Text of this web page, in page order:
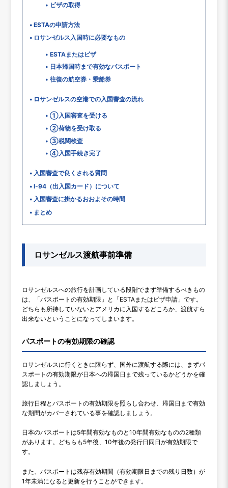
ビザの取得
ESTAの申請方法
ロサンゼルス入国時に必要なもの
ESTAまたはビザ
日本帰国時まで有効なパスポート
往復の航空券・乗船券
ロサンゼルスの空港での入国審査の流れ
①入国審査を受ける
②荷物を受け取る
③税関検査
④入国手続き完了
入国審査で良くされる質問
I-94（出入国カード）について
入国審査に掛かるおおよその時間
まとめ
ロサンゼルス渡航事前準備
ロサンゼルスへの旅行を計画している段階でまず準備するべきもの
は、「パスポートの有効期限」と「ESTAまたはビザ申請」です。
どちらも所持していないとアメリカに入国するどころか、渡航すら
出来ないということになってしまいます。
パスポートの有効期限の確認
ロサンゼルスに行くときに限らず、国外に渡航する際には、まずパ
スポートの有効期限が日本への帰国日まで残っているかどうかを確
認しましょう。
旅行日程とパスポートの有効期限を照らし合わせ、帰国日まで有効
な期間がカバーされている事を確認しましょう。
日本のパスポートは5年間有効なものと10年間有効なものの2種類
があります。どちらも5年後、10年後の発行日同日が有効期限で
す。
また、パスポートは残存有効期間（有効期限日までの残り日数）が
1年未満になると更新を行うことができます。